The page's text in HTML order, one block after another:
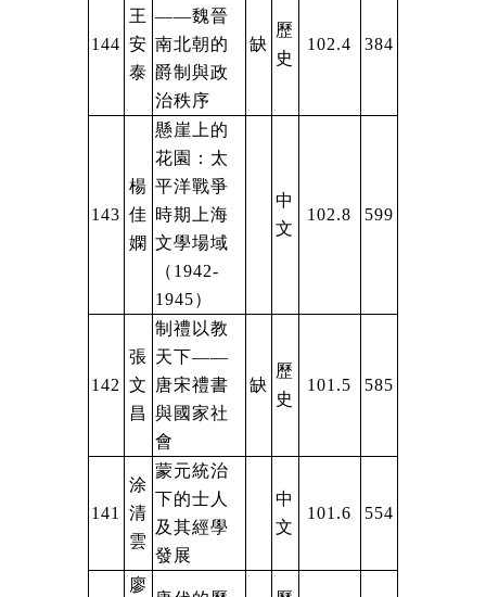
144
王
安
泰
——魏晉
南北朝的
爵制與政
治秩序
缺
歷
史
102.4 384
143
楊
佳
嫻
懸崖上的
花園：太
平洋戰爭
時期上海
文學場域
（ 1942-
1945）
中
文
102.8 599
142
張
文
昌
制禮以教
天下——
唐宋禮書
與國家社
會
缺
歷
史
101.5 585
141
涂
清
雲
蒙元統治
下的士人
及其經學
發展
中
文
101.6 554
廖